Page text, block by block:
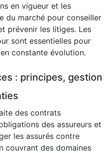
en vigueur et les
du marché pour conseiller
prévenir les litiges. Les
sont essentielles pour
constante évolution.
: principes, gestion
des contrats
des assureurs et
les assurés contre
couvrant des domaines